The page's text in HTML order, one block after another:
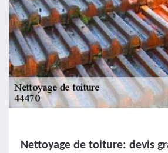
Nettoyage de toiture: devis